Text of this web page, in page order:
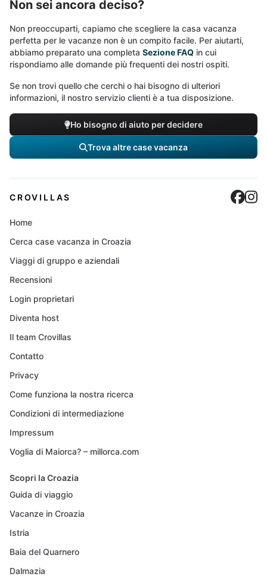
Non sei ancora deciso?
Non preoccuparti, capiamo che scegliere la casa vacanza
perfetta per le vacanze non è un compito facile. Per aiutarti,
abbiamo preparato una completa Sezione FAQ in cui
rispondiamo alle domande più frequenti dei nostri ospiti.
Se non trovi quello che cerchi o hai bisogno di ulteriori
informazioni, il nostro servizio clienti è a tua disposizione.
Ho bisogno di aiuto per decidere
Trova altre case vacanza
CROVILLAS
Home
Cerca case vacanza in Croazia
Viaggi di gruppo e aziendali
Recensioni
Login proprietari
Diventa host
Il team Crovillas
Contatto
Privacy
Come funziona la nostra ricerca
Condizioni di intermediazione
Impressum
Voglia di Maiorca? – millorca.com
Scopri la Croazia
Guida di viaggio
Vacanze in Croazia
Istria
Baia del Quarnero
Dalmazia